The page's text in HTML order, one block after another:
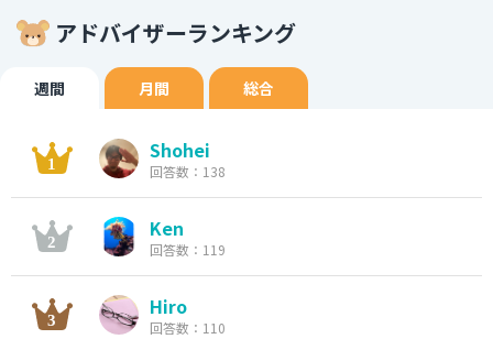
アドバイザーランキング
週間 月間 総合
Shohei
回答数：138
Ken
回答数：119
Hiro
回答数：110